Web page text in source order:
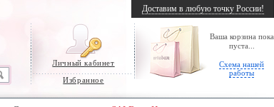
Личный кабинет
Избранное
Ваша корзина пока
пуста...
Схема нашей
работы
Доставим в любую точку России!